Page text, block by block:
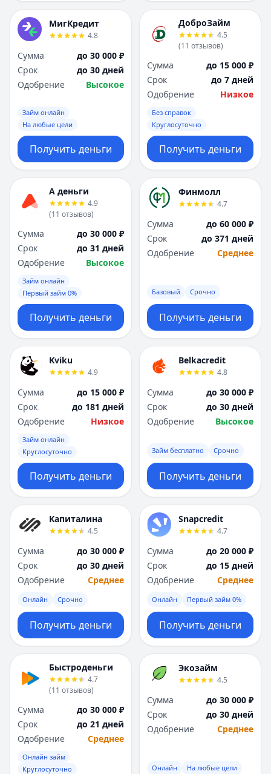
МигКредит
4.8
Сумма
до 30 000 ₽
Срок
до 30 дней
Одобрение
Высокое
Займ онлайн
На любые цели
Получить деньги
ДоброЗайм
4.5
(11 отзывов)
Сумма
до 15 000 ₽
Срок
до 7 дней
Одобрение
Низкое
Без справок
Круглосуточно
Получить деньги
А деньги
4.9
(11 отзывов)
Сумма
до 30 000 ₽
Срок
до 31 дней
Одобрение
Высокое
Займ онлайн
Первый займ 0%
Получить деньги
Финмолл
4.7
Сумма
до 60 000 ₽
Срок
до 371 дней
Одобрение
Среднее
Базовый Срочно
Получить деньги
Kviku
4.9
Сумма
до 15 000 ₽
Срок
до 181 дней
Одобрение
Низкое
Займ онлайн
Круглосуточно
Получить деньги
Belkacredit
4.8
Сумма
до 30 000 ₽
Срок
до 30 дней
Одобрение
Высокое
Займ бесплатно Срочно
Получить деньги
Капиталина
4.5
Сумма
до 30 000 ₽
Срок
до 30 дней
Одобрение
Среднее
Онлайн Срочно
Получить деньги
Snapcredit
4.7
Сумма
до 20 000 ₽
Срок
до 15 дней
Одобрение
Среднее
Онлайн Первый займ 0%
Получить деньги
Быстроденьги
4.7
(11 отзывов)
Сумма
до 30 000 ₽
Срок
до 21 дней
Одобрение
Среднее
Онлайн займ
Круглосуточно
Экозайм
4.5
Сумма
до 30 000 ₽
Срок
до 30 дней
Одобрение
Среднее
Онлайн На любые цели